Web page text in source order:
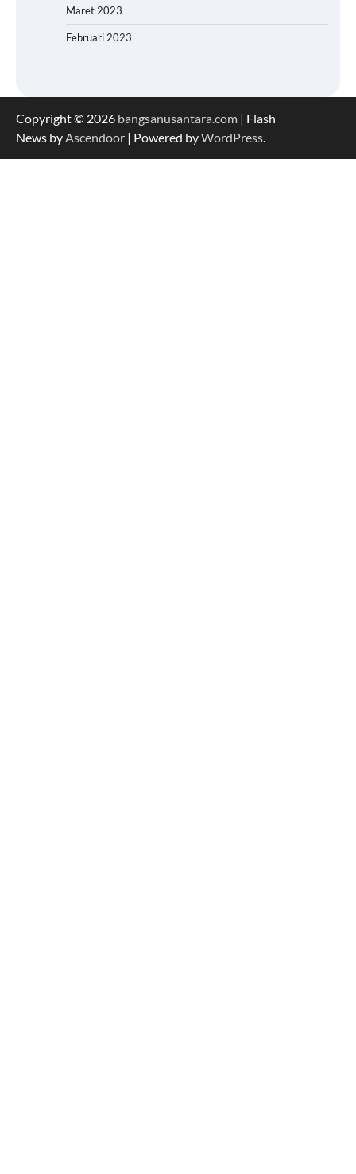
Maret 2023
Februari 2023
Copyright © 2026 bangsanusantara.com | Flash
News by Ascendoor | Powered byWordPress